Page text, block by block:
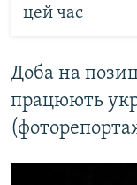
цей час
Доба на
працюють